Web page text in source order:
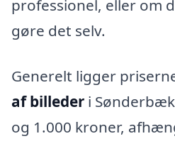
professionel, eller om
gøre det selv.
Generelt ligger
af billeder i
og 1.000 kroner,